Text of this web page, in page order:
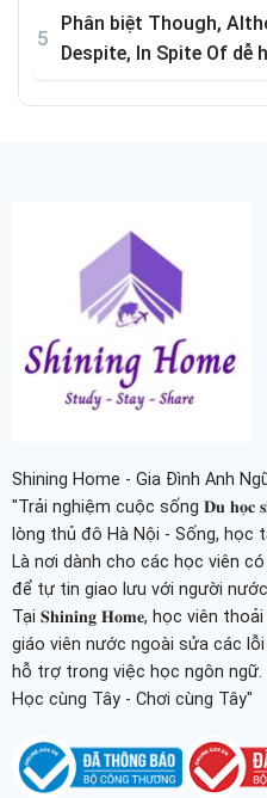
Phân biệt Though,
Despite, In Spite Of dễ
Shining Home - Gia Đình Anh
"Trải nghiệm cuộc sống 𝐃𝐮 𝐡𝐨̣𝐜
lòng thủ đô Hà Nội - Sống, học
Là nơi dành cho các học viên
để tự tin giao lưu với người
Tại 𝐒𝐡𝐢𝐧𝐢𝐧𝐠 𝐇𝐨𝐦𝐞, học viên
giáo viên nước ngoài sửa các
hỗ trợ trong việc học ngôn ngữ.
Học cùng Tây - Chơi cùng Tây"